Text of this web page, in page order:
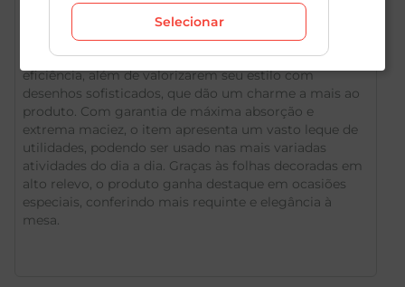
Investindo em um design mais elegante, os
guardanapos Kitchen folha dupla aliam requinte à
eficiência, além de valorizarem seu estilo com
desenhos sofisticados, que dão um charme a mais ao
produto. Com garantia de máxima absorção e
extrema maciez, o item apresenta um vasto leque de
utilidades, podendo ser usado nas mais variadas
atividades do dia a dia. Graças às folhas decoradas em
alto relevo, o produto ganha destaque em ocasiões
especiais, conferindo mais requinte e elegância à
mesa.
Selecionar